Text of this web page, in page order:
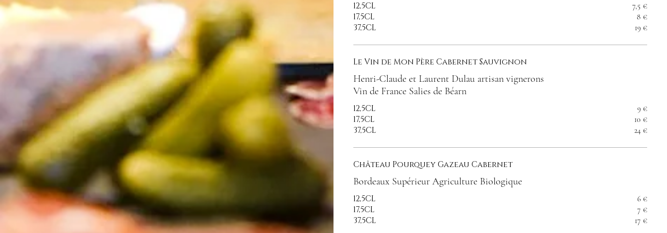
12,5CL 7,5 €
17,5CL 8 €
37,5CL 19 €
Le Vin de Mon Père Cabernet Sauvignon
Henri-Claude et Laurent Dulau artisan vignerons
Vin de France Salies de Béarn
12,5CL 9 €
17,5CL 10 €
37,5CL 24 €
Château Pourquey Gazeau Cabernet
Bordeaux Supérieur Agriculture Biologique
12,5CL 6 €
17,5CL 7 €
37,5CL 17 €